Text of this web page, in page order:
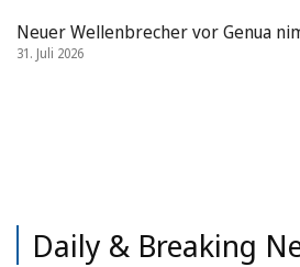
Neuer Wellenbrecher vor Genua
31. Juli 2026
Daily & Breaking